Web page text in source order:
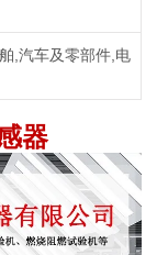
,汽车及零部件,电
器